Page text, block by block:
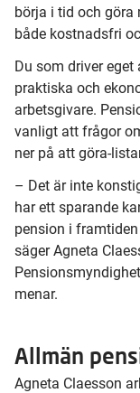
börja i tid och göra
både kostnadsfri
Du som driver
praktiska och
arbetsgivare.
vanligt att frågor
ner på att göra-
– Det är inte
har ett sparande
pension i
säger Agneta
menar.
Allmän
Agneta Claesson